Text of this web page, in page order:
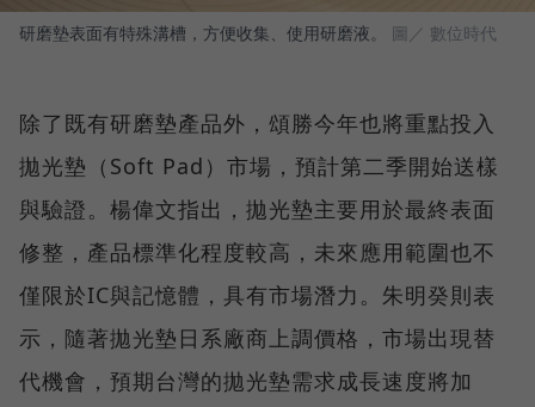
研磨墊表面有特殊溝槽，方便收集、使用研磨液。 圖／ 數位時代
除了既有研磨墊產品外，頌勝今年也將重點投入
拋光墊（Soft Pad）市場，預計第二季開始送樣
與驗證。楊偉文指出，拋光墊主要用於最終表面
修整，產品標準化程度較高，未來應用範圍也不
僅限於IC與記憶體，具有市場潛力。朱明癸則表
示，隨著拋光墊日系廠商上調價格，市場出現替
代機會，預期台灣的拋光墊需求成長速度將加